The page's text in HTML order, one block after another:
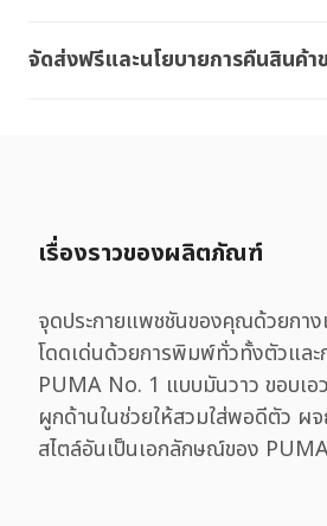
จัดส่งฟรีและนโยบายการคืนสินค้า
เรื่องราวของผลิตภัณฑ์
จุดประกายแพชชันของคุณด้วยกาง
โดดเด่นด้วยการพิมพ์ทั่วทั้งตัวและ
PUMA No. 1 แบบมันวาว ขอบเอ
ผูกด้านในช่วยให้สวมใส่พอดีตัว ผ
สไตล์อันเป็นเอกลักษณ์ของ